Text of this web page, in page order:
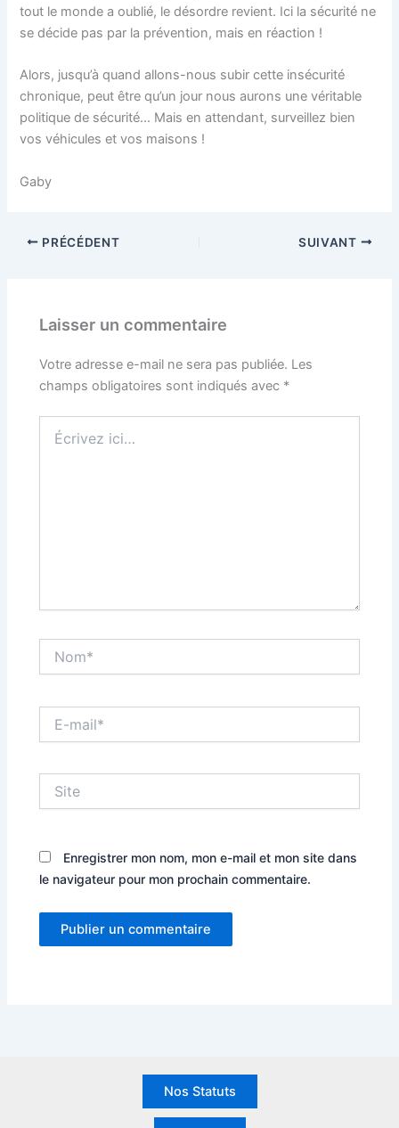
tout le monde a oublié, le désordre revient. Ici la sécurité ne
se décide pas par la prévention, mais en réaction !
Alors, jusqu’à quand allons-nous subir cette insécurité
chronique, peut être qu’un jour nous aurons une véritable
politique de sécurité… Mais en attendant, surveillez bien
vos véhicules et vos maisons !
Gaby
PRÉCÉDENT SUIVANT
Laisser un commentaire
Votre adresse e-mail ne sera pas publiée. Les
champs obligatoires sont indiqués avec *
ici…
mail*
Enregistrer mon nom, mon e-mail et mon site dans
le navigateur pour mon prochain commentaire.
Nos Statuts